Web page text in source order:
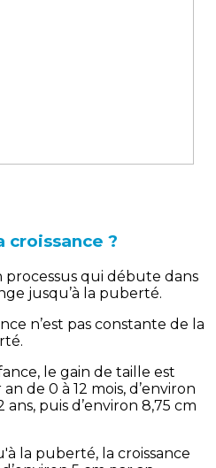
croissance ?
processus qui débute dans
jusqu’à la puberté.
n’est pas constante de la
le gain de taille est
de 0 à 12 mois, d’environ
ans, puis d’environ 8,75 cm
la puberté, la croissance